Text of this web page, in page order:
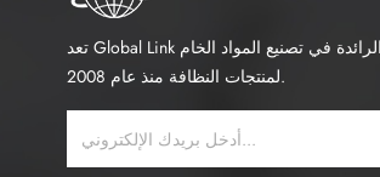
تعد Global Link إحدى الشركات الرائدة في تصنيع المواد الخام
لمنتجات النظافة منذ عام 2008.